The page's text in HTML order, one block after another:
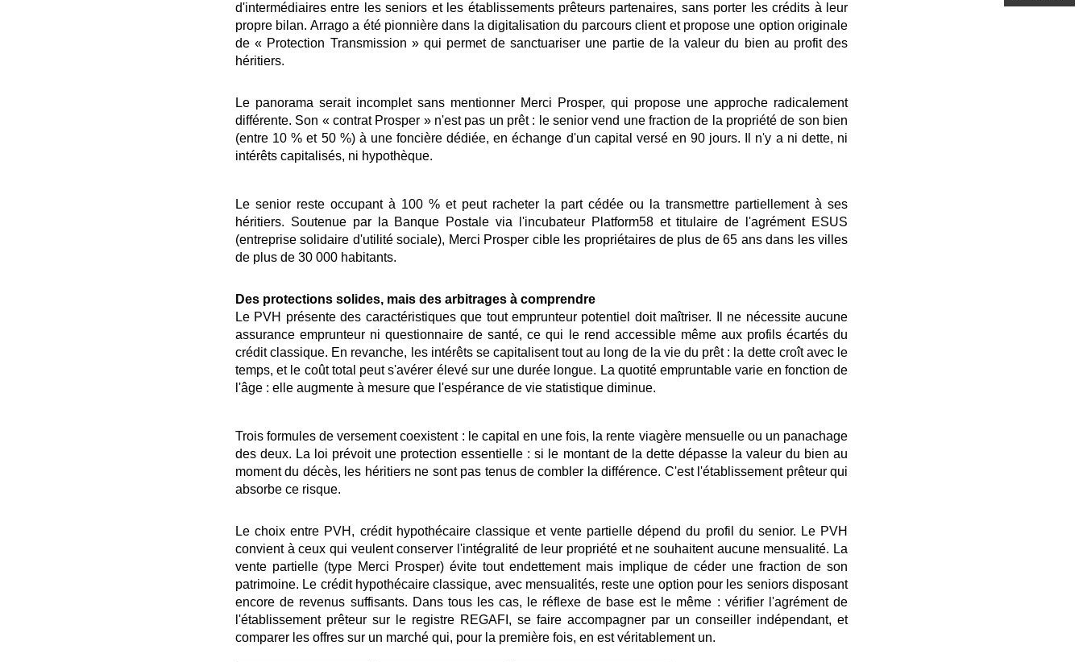
d'intermédiaires entre les seniors et les établissements prêteurs partenaires, sans porter les crédits à leur
propre bilan. Arrago a été pionnière dans la digitalisation du parcours client et propose une option originale
de « Protection Transmission » qui permet de sanctuariser une partie de la valeur du bien au profit des
héritiers.
Le panorama serait incomplet sans mentionner Merci Prosper, qui propose une approche radicalement
différente. Son « contrat Prosper » n'est pas un prêt : le senior vend une fraction de la propriété de son bien
(entre 10 % et 50 %) à une foncière dédiée, en échange d'un capital versé en 90 jours. Il n'y a ni dette, ni
intérêts capitalisés, ni hypothèque.
Le senior reste occupant à 100 % et peut racheter la part cédée ou la transmettre partiellement à ses
héritiers. Soutenue par la Banque Postale via l'incubateur Platform58 et titulaire de l'agrément ESUS
(entreprise solidaire d'utilité sociale), Merci Prosper cible les propriétaires de plus de 65 ans dans les villes
de plus de 30 000 habitants.
Des protections solides, mais des arbitrages à comprendre
Le PVH présente des caractéristiques que tout emprunteur potentiel doit maîtriser. Il ne nécessite aucune
assurance emprunteur ni questionnaire de santé, ce qui le rend accessible même aux profils écartés du
crédit classique. En revanche, les intérêts se capitalisent tout au long de la vie du prêt : la dette croît avec le
temps, et le coût total peut s'avérer élevé sur une durée longue. La quotité empruntable varie en fonction de
l'âge : elle augmente à mesure que l'espérance de vie statistique diminue.
Trois formules de versement coexistent : le capital en une fois, la rente viagère mensuelle ou un panachage
des deux. La loi prévoit une protection essentielle : si le montant de la dette dépasse la valeur du bien au
moment du décès, les héritiers ne sont pas tenus de combler la différence. C'est l'établissement prêteur qui
absorbe ce risque.
Le choix entre PVH, crédit hypothécaire classique et vente partielle dépend du profil du senior. Le PVH
convient à ceux qui veulent conserver l'intégralité de leur propriété et ne souhaitent aucune mensualité. La
vente partielle (type Merci Prosper) évite tout endettement mais implique de céder une fraction de son
patrimoine. Le crédit hypothécaire classique, avec mensualités, reste une option pour les seniors disposant
encore de revenus suffisants. Dans tous les cas, le réflexe de base est le même : vérifier l'agrément de
l'établissement prêteur sur le registre REGAFI, se faire accompagner par un conseiller indépendant, et
comparer les offres sur un marché qui, pour la première fois, en est véritablement un.